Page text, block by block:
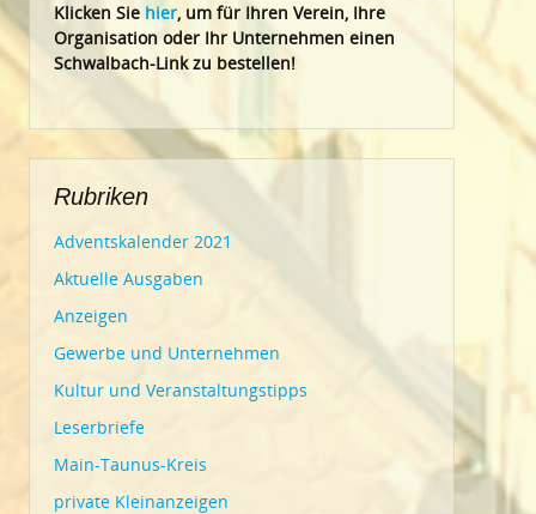
Klicken Sie hier, um für Ihren Verein, Ihre
Organisation oder Ihr Unternehmen einen
Schwalbach-Link zu bestellen!
Rubriken
Adventskalender 2021
Aktuelle Ausgaben
Anzeigen
Gewerbe und Unternehmen
Kultur und Veranstaltungstipps
Leserbriefe
Main-Taunus-Kreis
private Kleinanzeigen